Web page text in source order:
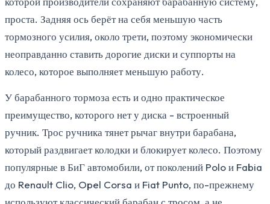
проста. Задняя ось берёт на себя меньшую часть
тормозного усилия, около трети, поэтому экономически
неоправданно ставить дорогие диски и суппорты на
колесо, которое выполняет меньшую работу.
У барабанного тормоза есть и одно практическое
преимущество, которого нет у диска - встроенный
ручник. Трос ручника тянет рычаг внутри барабана,
который раздвигает колодки и блокирует колесо. Поэтому
популярные в БиГ автомобили, от поколений Polo и Fabia
до Renault Clio, Opel Corsa и Fiat Punto, по-прежнему